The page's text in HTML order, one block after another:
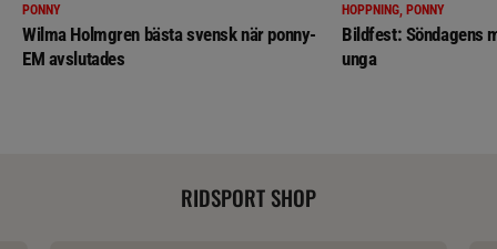
PONNY
Wilma Holmgren bästa svensk när ponny-
EM avslutades
HOPPNING, PONNY
Bildfest: Söndagens
unga
RIDSPORT SHOP